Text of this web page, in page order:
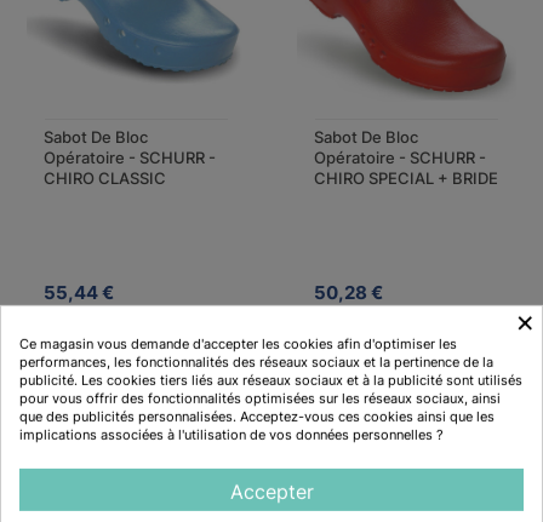
Sabot De Bloc
Opératoire - SCHURR -
CHIRO CLASSIC
55,44 €
Sabot De Bloc
Opératoire - SCHURR -
CHIRO SPECIAL + BRIDE
50,28 €
Description
×
Ce magasin vous demande d'accepter les cookies afin d'optimiser les
performances, les fonctionnalités des réseaux sociaux et la pertinence de la
publicité. Les cookies tiers liés aux réseaux sociaux et à la publicité sont utilisés
pour vous offrir des fonctionnalités optimisées sur les réseaux sociaux, ainsi
que des publicités personnalisées. Acceptez-vous ces cookies ainsi que les
implications associées à l'utilisation de vos données personnelles ?
Accepter